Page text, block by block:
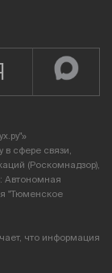
в сфере связи,
(Роскомнадзор),
Автономная
"Тюменское
что информация